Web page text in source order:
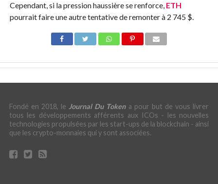
Cependant, si la pression haussière se renforce, ETH
pourrait faire une autre tentative de remonter à 2 745 $.
Fondé en 2018, le Journal Du Tokena pour but de vous livrer
tous les développements afférents aux ICOs - les nouvelles
technologies propulsées par les start-ups de la blockchain - ainsi
que les crypto-monnaies qui y sont associées.